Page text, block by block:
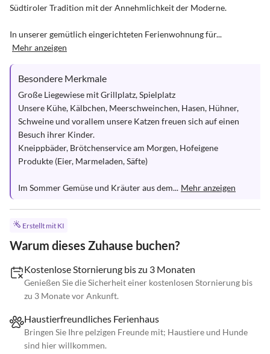
Südtiroler Tradition mit der Annehmlichkeit der Moderne.
In unserer gemütlich eingerichteten Ferienwohnung für...
Mehr anzeigen
Besondere Merkmale
Große Liegewiese mit Grillplatz, Spielplatz
Unsere Kühe, Kälbchen, Meerschweinchen, Hasen, Hühner,
Schweine und vorallem unsere Katzen freuen sich auf einen
Besuch ihrer Kinder.
Kneippbäder, Brötchenservice am Morgen, Hofeigene
Produkte (Eier, Marmeladen, Säfte)
Im Sommer Gemüse und Kräuter aus dem... Mehr anzeigen
Erstellt mit KI
Warum dieses Zuhause buchen?
Kostenlose Stornierung bis zu 3 Monaten
Genießen Sie die Sicherheit einer kostenlosen Stornierung bis
zu 3 Monate vor Ankunft.
Haustierfreundliches Ferienhaus
Bringen Sie Ihre pelzigen Freunde mit; Haustiere und Hunde
sind hier willkommen.